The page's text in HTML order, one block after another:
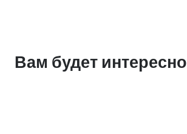
Вам будет интересно